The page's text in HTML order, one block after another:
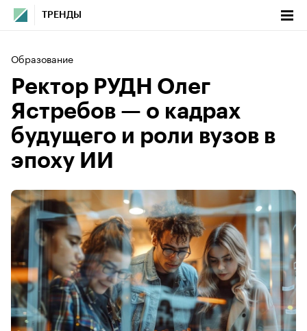
ТРЕНДЫ
Образование
Ректор РУДН Олег
Ястребов — о кадрах
будущего и роли вузов в
эпоху ИИ